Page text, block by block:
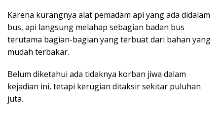
Karena kurangnya alat pemadam api yang ada didalam
bus, api langsung melahap sebagian badan bus
terutama bagian-bagian yang terbuat dari bahan yang
mudah terbakar.
Belum diketahui ada tidaknya korban jiwa dalam
kejadian ini, tetapi kerugian ditaksir sekitar puluhan
juta.